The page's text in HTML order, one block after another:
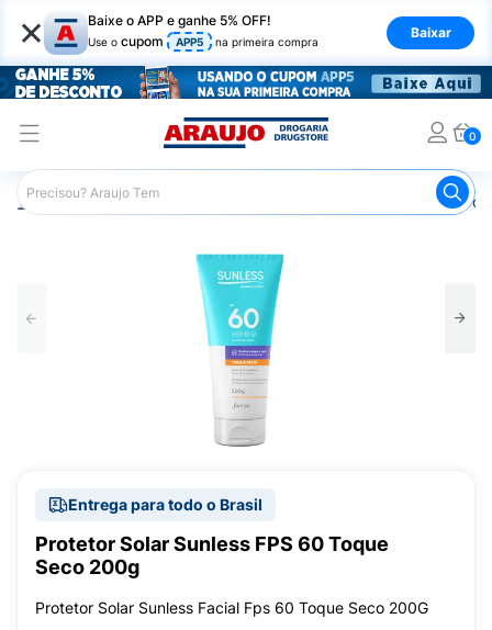
× Baixe o APP e ganhe 5% OFF!
Use o cupom APP5 na primeira compra
Baixar
0
Araujo Beleza e Cuidados
Entrega para todo o Brasil
Protetor Solar Sunless FPS 60 Toque
Seco 200g
Protetor Solar Sunless Facial Fps 60 Toque Seco 200G